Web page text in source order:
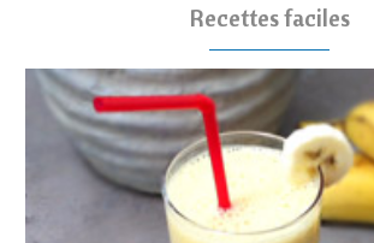
Recettes faciles